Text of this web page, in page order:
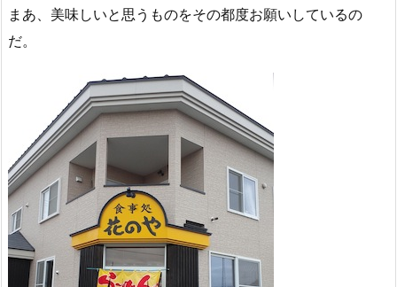
まあ、美味しいと思うものをその都度お願いしているの
だ。